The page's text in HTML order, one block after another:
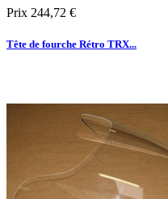
Prix 244,72 €
Tête de fourche Rétro TRX...